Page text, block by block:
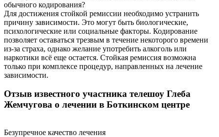
обычного кодирования?
Для достижения стойкой ремиссии необходимо устранить
причину зависимости. Это могут быть биологические,
психологические или социальные факторы. Кодирование
позволяет оставаться трезвым в течение некоторого времени
из-за страха, однако желание употребить алкоголь или
наркотики всё еще остается. Стойкая ремиссия возможна
только при комплексе процедур, направленных на лечение
зависимости.
Отзыв известного участника телешоу Глеба
Жемчугова о лечении в Боткинском центре
Безупречное качество лечения